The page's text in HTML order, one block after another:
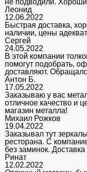
не подводили.
Леонид
12.06.2022
Быстрая доставка,
наличии, цены
Сергей
24.05.2022
В этой компании
помогут подобрать,
доставляют.
Антон Б.
17.05.2022
Заказываю у вас
отличное качество и
магазин металла!
Михаил Рожков
19.04.2022
Заказывал тут
ресторана. С
без заминок. Доставка
Ринат
12.02.2022